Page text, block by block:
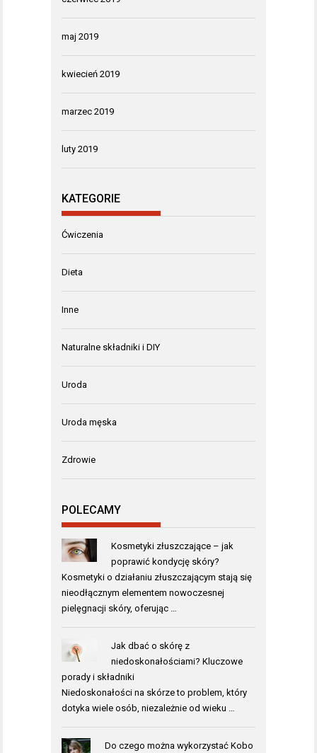
maj 2019
kwiecień 2019
marzec 2019
luty 2019
KATEGORIE
Ćwiczenia
Dieta
Inne
Naturalne składniki i DIY
Uroda
Uroda męska
Zdrowie
POLECAMY
Kosmetyki złuszczające – jak
poprawić kondycję skóry?
Kosmetyki o działaniu złuszczającym stają się
nieodłącznym elementem nowoczesnej
pielęgnacji skóry, oferując …
Jak dbać o skórę z
niedoskonałościami? Kluczowe
porady i składniki
Niedoskonałości na skórze to problem, który
dotyka wiele osób, niezależnie od wieku …
Do czego można wykorzystać Kobo